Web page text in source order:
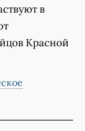
в
Красной